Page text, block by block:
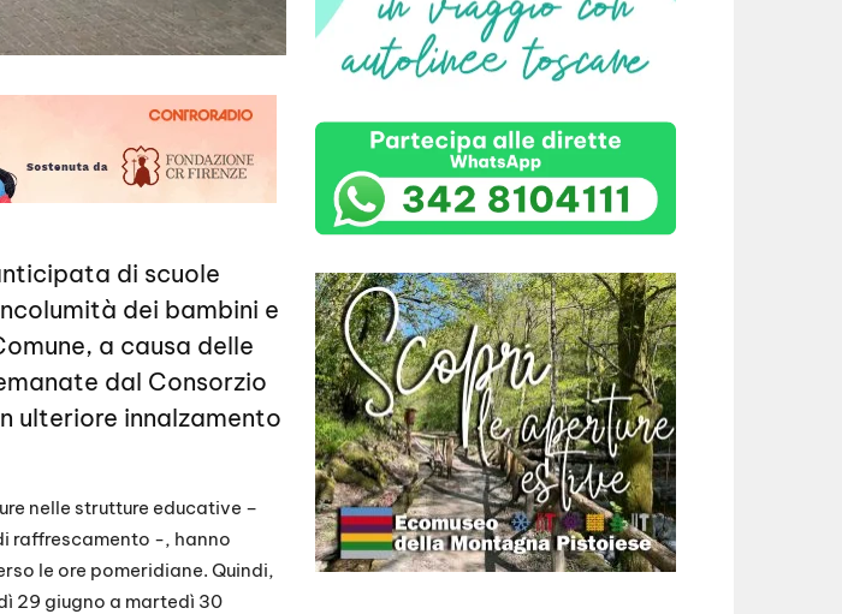
di scuole
dei bambini e
a causa delle
dal Consorzio
ulteriore innalzamento
nelle strutture educative –
raffrescamento -, hanno
le ore pomeridiane. Quindi,
29 giugno a martedì 30